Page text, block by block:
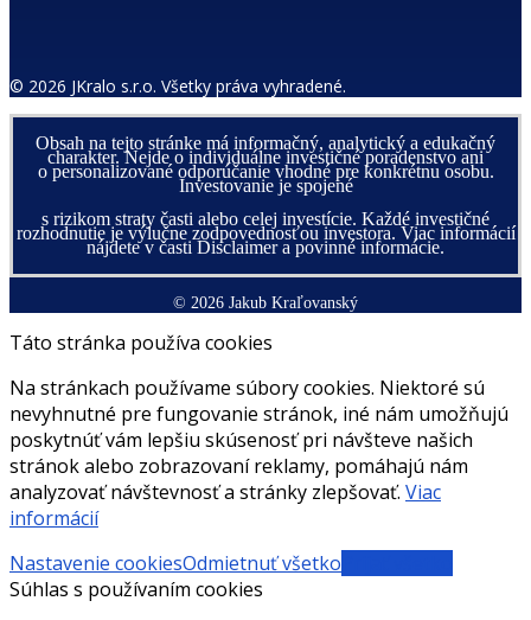
© 2026 JKralo s.r.o. Všetky práva vyhradené.
Obsah na tejto stránke má informačný, analytický a edukačný
charakter. Nejde o individuálne investičné poradenstvo ani
o personalizované odporúčanie vhodné pre konkrétnu osobu.
Investovanie je spojené
s rizikom straty časti alebo celej investície. Každé investičné
rozhodnutie je výlučne zodpovednosťou investora. Viac informácií
nájdete v časti Disclaimer a povinné informácie.
© 2026 Jakub Kraľovanský
Táto stránka používa cookies
Na stránkach používame súbory cookies. Niektoré sú
nevyhnutné pre fungovanie stránok, iné nám umožňujú
poskytnúť vám lepšiu skúsenosť pri návšteve našich
stránok alebo zobrazovaní reklamy, pomáhajú nám
analyzovať návštevnosť a stránky zlepšovať. Viac
informácií
Nastavenie cookiesOdmietnuť všetko
Súhlas s používaním cookies